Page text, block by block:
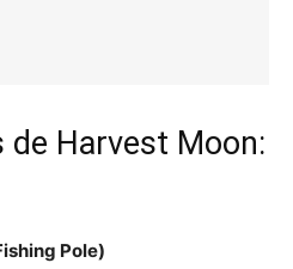
de Harvest Moon:
Pole)